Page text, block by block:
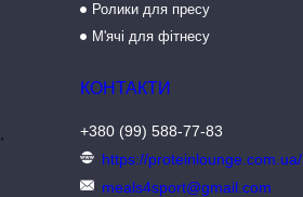
Ролики для пресу
М'ячі для фітнесу
+380 (99) 588-77-83
https://proteinlounge.com.ua/
meals4sport@gmail.com